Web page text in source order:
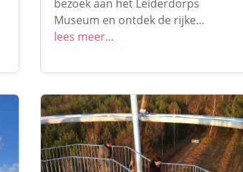
bezoek aan het Leiderdorps
Museum en ontdek de rijke...
lees meer...